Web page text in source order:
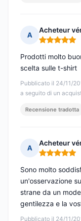
A
Acheteur
Nota: 5 su 5
Pubblicato il 24/11/
a seguito di un
Prodotti molto
scelta sulle t-shirt
Recensione tradotta
A
Acheteur
Nota: 5 su 5
Pubblicato il 24/11/
Sono molto
un'osservazione
strane da un
gentilezza e la